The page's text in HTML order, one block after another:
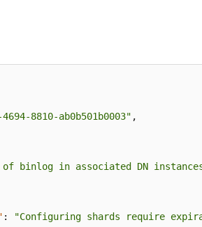
8810-ab0b501b0003" ,
binlog in associated DN
: "Configuring shards require